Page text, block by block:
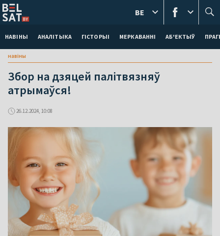
НАВІНЫ АНАЛІТЫКА ГІСТОРЫІ МЕРКАВАННI АБ'ЕКТЫЎ
BE
навіны
Збор на дзяцей палітвязняў
атрымаўся!
26.12.2024, 10:08